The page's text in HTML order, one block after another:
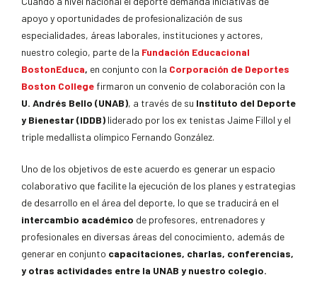
apoyo y oportunidades de profesionalización de sus
especialidades, áreas laborales, instituciones y actores,
nuestro colegio, parte de la Fundación Educacional
BostonEduca, en conjunto con la Corporación de Deportes
Boston College firmaron un convenio de colaboración con la
U. Andrés Bello (UNAB), a través de su Instituto del Deporte
y Bienestar (IDDB) liderado por los ex tenistas Jaime Fillol y el
triple medallista olímpico Fernando González.
Uno de los objetivos de este acuerdo es generar un espacio
colaborativo que facilite la ejecución de los planes y estrategias
de desarrollo en el área del deporte, lo que se traducirá en el
intercambio académico de profesores, entrenadores y
profesionales en diversas áreas del conocimiento, además de
generar en conjunto capacitaciones, charlas, conferencias,
y otras actividades entre la UNAB y nuestro colegio.